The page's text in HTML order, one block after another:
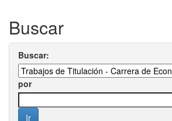
Buscar
Buscar:
por